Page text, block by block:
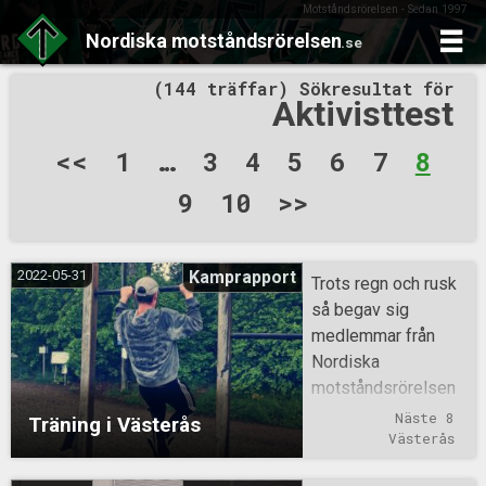
Motståndsrörelsen - Sedan 1997
Nordiska motståndsrörelsen.se
to
content
(144 träffar) Sökresultat för
Aktivisttest
Sidnumrering
<< 1 … 3 4 5 6 7
8
9
10 >>
Träning i Västerås
2022-05-31 Kamprapport
Trots regn och rusk
så begav sig
medlemmar från
Nordiska
motståndsrörelsen
ut till utegymmet
och löpspåret
Näste 8
Västerås